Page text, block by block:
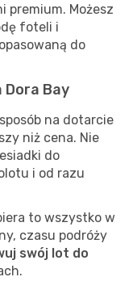
premium. Możesz
foteli i
do
Bay
na dotarcie
niż cena. Nie
do
i od razu
to wszystko w
czasu podróży
swój lot do